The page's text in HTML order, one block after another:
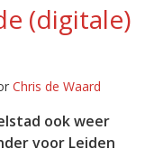
(digitale)
Chris de Waard
ook weer
voor Leiden